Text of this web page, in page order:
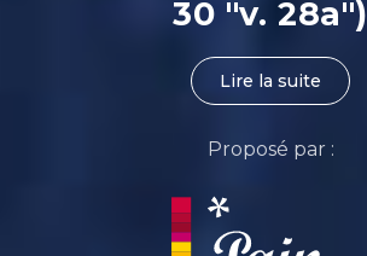
30 "v. 28a")
Lire la suite
Proposé par :